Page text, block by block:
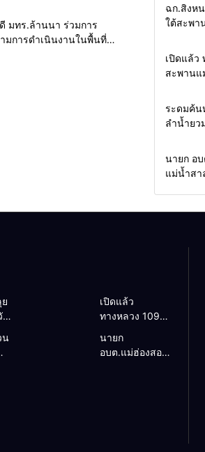
รอบรั้วการศึกษา
มทร.ล้านนา ร่วมการ
มการดำเนินงานในพื้นที่
ฉก.สิงห
ใต้สะพา
เปิดแล้ว
สะพานแ
ระดมค้น
ลำน้ำยว
นายก อ
แม่น้ำสา
น
เปิดแล้ว
ทางหลวง 1095
หลังคอสะพาน
แม่สุยะขาดจาก
น
นายก
อบต.แม่ฮ่องสอน